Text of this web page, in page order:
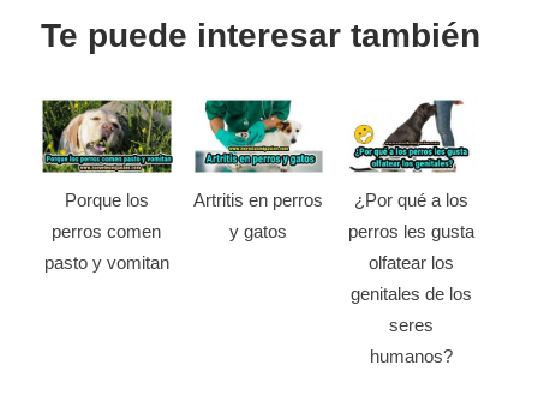
Te puede interesar también
Porque los
perros comen
pasto y vomitan
Artritis en perros
y gatos
¿Por qué a los
perros les gusta
olfatear los
genitales de los
seres
humanos?